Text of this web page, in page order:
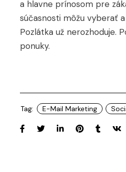
a hlavne prínosom pre
súčasnosti môžu vyberať
Pozlátka už nerozhoduje.
ponuky.
Tag: E-Mail Marketing